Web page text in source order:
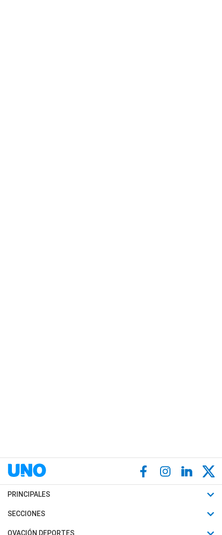
PRINCIPALES
Últimas Noticias
Política
SECCIONES
Horóscopo
OVACIÓN DEPORTES